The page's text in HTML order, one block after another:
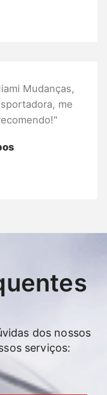
Mudanças,
me
dos nossos
serviços: